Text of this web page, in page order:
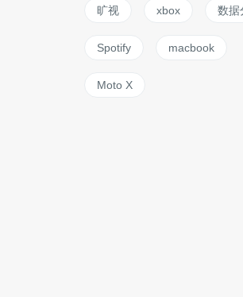
旷视 xbox 数据
Spotify macbook
Moto X